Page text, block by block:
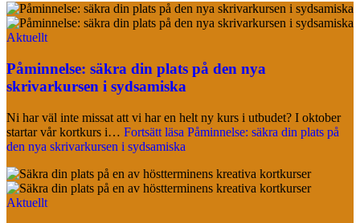
Aktuellt
Påminnelse: säkra din plats på den nya
skrivarkursen i sydsamiska
Ni har väl inte missat att vi har en helt ny kurs i utbudet? I oktober
startar vår kortkurs i… Fortsätt läsa Påminnelse: säkra din plats på
den nya skrivarkursen i sydsamiska
Aktuellt